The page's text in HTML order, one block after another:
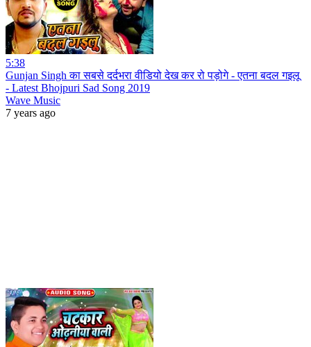
5:38
Gunjan Singh का सबसे दर्दभरा वीडियो देख कर रो पड़ोगे - एतना बदल गइलू
- Latest Bhojpuri Sad Song 2019
Wave Music
7 years ago